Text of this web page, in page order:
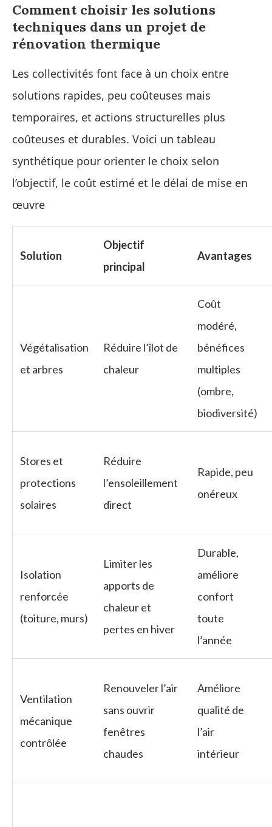
Comment choisir les solutions
techniques dans un projet de
rénovation thermique
Les collectivités font face à un choix entre
solutions rapides, peu coûteuses mais
temporaires, et actions structurelles plus
coûteuses et durables. Voici un tableau
synthétique pour orienter le choix selon
l’objectif, le coût estimé et le délai de mise en
œuvre
Solution
Objectif
principal
Avantages
Végétalisation
et arbres
Réduire l’îlot de
chaleur
Coût
modéré,
bénéfices
multiples
(ombre,
biodiversité)
Stores et
protections
solaires
Réduire
l’ensoleillement
direct
Rapide, peu
onéreux
Isolation
renforcée
(toiture, murs)
Limiter les
apports de
chaleur et
pertes en hiver
Durable,
améliore
confort
toute
l’année
Ventilation
mécanique
contrôlée
Renouveler l’air
sans ouvrir
fenêtres
chaudes
Améliore
qualité de
l’air
intérieur